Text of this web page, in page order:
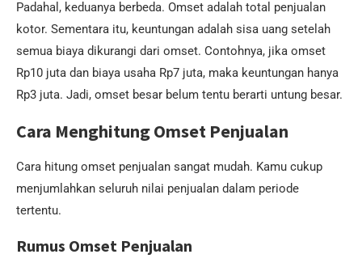
Padahal, keduanya berbeda. Omset adalah total penjualan
kotor. Sementara itu, keuntungan adalah sisa uang setelah
semua biaya dikurangi dari omset. Contohnya, jika omset
Rp10 juta dan biaya usaha Rp7 juta, maka keuntungan hanya
Rp3 juta. Jadi, omset besar belum tentu berarti untung besar.
Cara Menghitung Omset Penjualan
Cara hitung omset penjualan sangat mudah. Kamu cukup
menjumlahkan seluruh nilai penjualan dalam periode
tertentu.
Rumus Omset Penjualan